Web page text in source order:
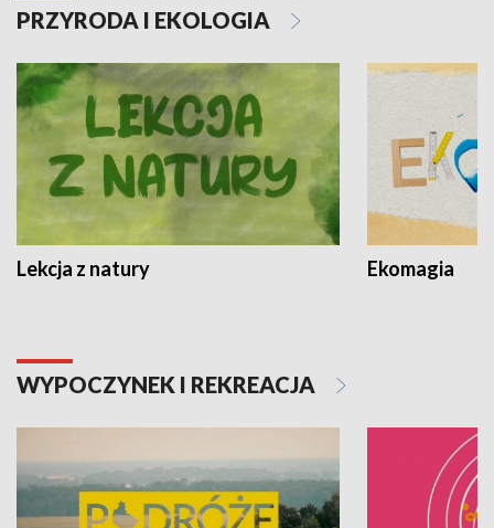
PRZYRODA I EKOLOGIA
Lekcja z natury Ekomagia
WYPOCZYNEK I REKREACJA